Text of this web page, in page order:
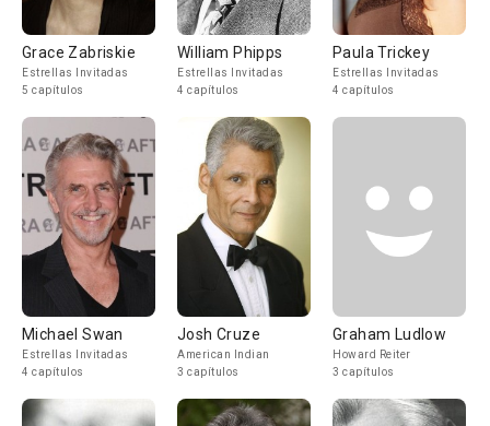
Grace Zabriskie
Estrellas Invitadas
5 capítulos
William Phipps
Estrellas Invitadas
4 capítulos
Paula Trickey
Estrellas Invitadas
4 capítulos
Michael Swan
Estrellas Invitadas
4 capítulos
Josh Cruze
American Indian
3 capítulos
Graham Ludlow
Howard Reiter
3 capítulos